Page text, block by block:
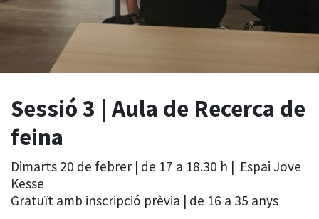
Sessió 3 | Aula de Recerca de
feina
Dimarts 20 de febrer | de 17 a 18.30 h | Espai Jove
Kesse
Gratuït amb inscripció prèvia | de 16 a 35 anys